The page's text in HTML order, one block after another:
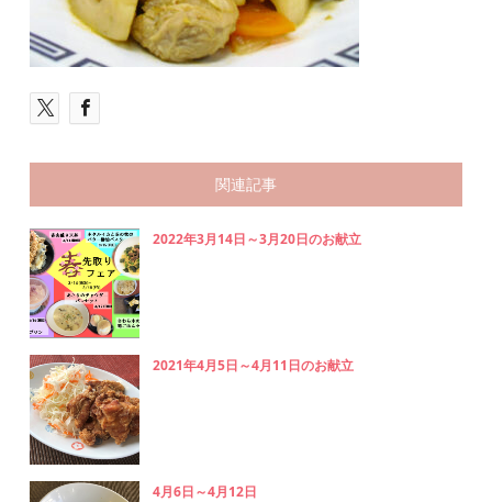
関連記事
2022年3月14日～3月20日のお献立
2021年4月5日～4月11日のお献立
4月6日～4月12日